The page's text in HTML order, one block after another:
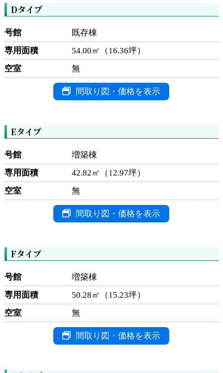
Dタイプ
号館
既存棟
専用面積
54.00㎡（16.36坪）
空室
無
間取り図・価格を表示
Eタイプ
号館
増築棟
専用面積
42.82㎡（12.97坪）
空室
無
間取り図・価格を表示
Fタイプ
号館
増築棟
専用面積
50.28㎡（15.23坪）
空室
無
間取り図・価格を表示